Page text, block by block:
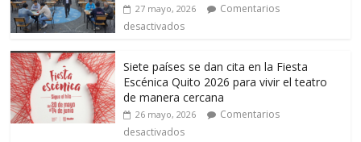
27 mayo, 2026
Comentarios
desactivados
Siete países se dan cita en la Fiesta
Escénica Quito 2026 para vivir el teatro
de manera cercana
26 mayo, 2026
Comentarios
desactivados